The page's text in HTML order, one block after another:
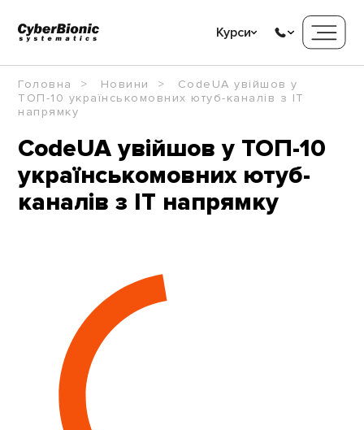
Курси
Головна Новини
CodeUA увійшов у
ТОП-10 українськомовних ютуб-каналів з IT
напрямку
CodeUA увійшов у ТОП-10
українськомовних ютуб-
каналів з IT напрямку